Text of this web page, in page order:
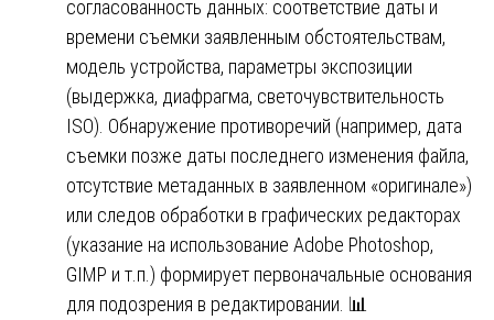
согласованность данных: соответствие даты и
времени съемки заявленным обстоятельствам,
модель устройства, параметры экспозиции
(выдержка, диафрагма, светочувствительность
ISO). Обнаружение противоречий (например, дата
съемки позже даты последнего изменения файла,
отсутствие метаданных в заявленном «оригинале»)
или следов обработки в графических редакторах
(указание на использование Adobe Photoshop,
GIMP и т.п.) формирует первоначальные основания
для подозрения в редактировании. 📊